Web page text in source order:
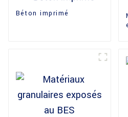
Béton imprimé